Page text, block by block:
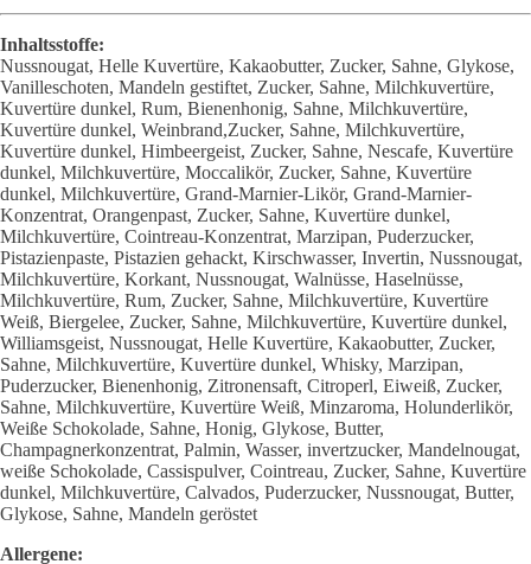
Inhaltsstoffe:
Nussnougat, Helle Kuvertüre, Kakaobutter, Zucker, Sahne, Glykose,
Vanilleschoten, Mandeln gestiftet, Zucker, Sahne, Milchkuvertüre,
Kuvertüre dunkel, Rum, Bienenhonig, Sahne, Milchkuvertüre,
Kuvertüre dunkel, Weinbrand,Zucker, Sahne, Milchkuvertüre,
Kuvertüre dunkel, Himbeergeist, Zucker, Sahne, Nescafe, Kuvertüre
dunkel, Milchkuvertüre, Moccalikör, Zucker, Sahne, Kuvertüre
dunkel, Milchkuvertüre, Grand-Marnier-Likör, Grand-Marnier-
Konzentrat, Orangenpast, Zucker, Sahne, Kuvertüre dunkel,
Milchkuvertüre, Cointreau-Konzentrat, Marzipan, Puderzucker,
Pistazienpaste, Pistazien gehackt, Kirschwasser, Invertin, Nussnougat,
Milchkuvertüre, Korkant, Nussnougat, Walnüsse, Haselnüsse,
Milchkuvertüre, Rum, Zucker, Sahne, Milchkuvertüre, Kuvertüre
Weiß, Biergelee, Zucker, Sahne, Milchkuvertüre, Kuvertüre dunkel,
Williamsgeist, Nussnougat, Helle Kuvertüre, Kakaobutter, Zucker,
Sahne, Milchkuvertüre, Kuvertüre dunkel, Whisky, Marzipan,
Puderzucker, Bienenhonig, Zitronensaft, Citroperl, Eiweiß, Zucker,
Sahne, Milchkuvertüre, Kuvertüre Weiß, Minzaroma, Holunderlikör,
Weiße Schokolade, Sahne, Honig, Glykose, Butter,
Champagnerkonzentrat, Palmin, Wasser, invertzucker, Mandelnougat,
weiße Schokolade, Cassispulver, Cointreau, Zucker, Sahne, Kuvertüre
dunkel, Milchkuvertüre, Calvados, Puderzucker, Nussnougat, Butter,
Glykose, Sahne, Mandeln geröstet
Allergene: